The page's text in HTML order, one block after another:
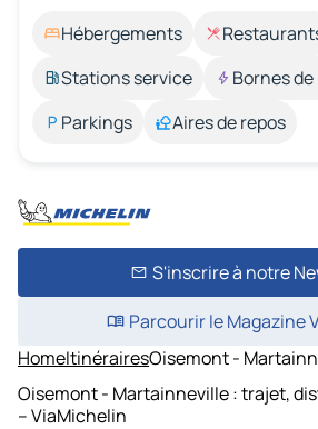
Hébergements
Stations service
Bornes
Parkings
Aires de repos
S'inscrire à notre
Parcourir le Magazine
HomeItinérairesOisemont -
Oisemont - Martainneville : trajet,
– ViaMichelin